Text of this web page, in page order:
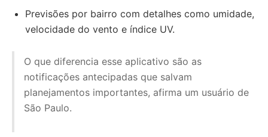
Previsões por bairro com detalhes como umidade,
velocidade do vento e índice UV.
O que diferencia esse aplicativo são as
notificações antecipadas que salvam
planejamentos importantes, afirma um usuário de
São Paulo.